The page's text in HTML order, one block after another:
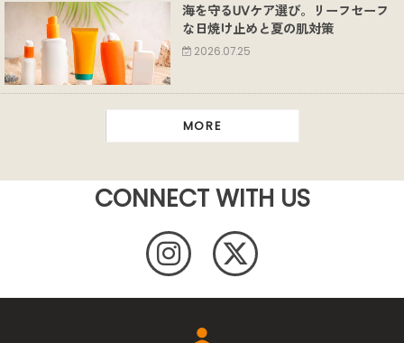
海を守るUVケア選び。リーフセーフ
な日焼け止めと夏の肌対策
2026.07.25
MORE
CONNECT WITH US